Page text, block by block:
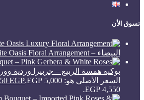
تسوق الأن
البيضاء – White Oasis Floral Arrangement
بوكيه همسة الربيع – جربيرا وردية
السعر الأصلي هو: 5,000 EGP.
EGP
4,550 EGP.